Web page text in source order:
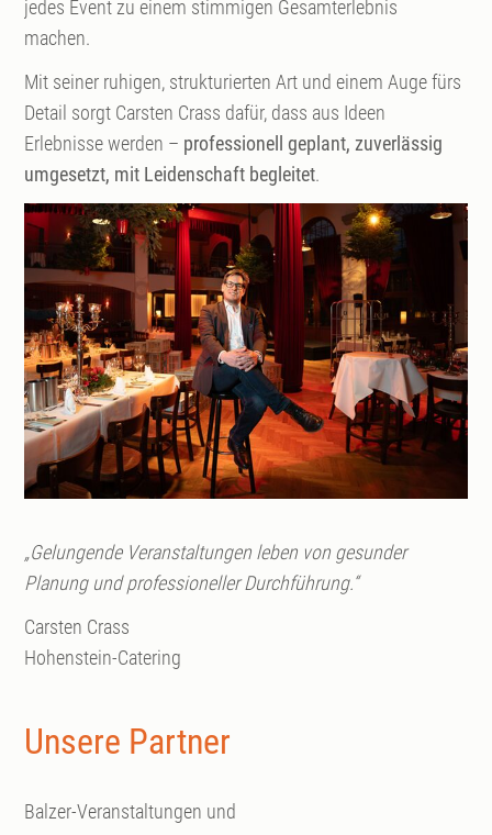
jedes Event zu einem stimmigen Gesamterlebnis
machen.
Mit seiner ruhigen, strukturierten Art und einem Auge fürs
Detail sorgt Carsten Crass dafür, dass aus Ideen
Erlebnisse werden – professionell geplant, zuverlässig
umgesetzt, mit Leidenschaft begleitet.
„Gelungende Veranstaltungen leben von gesunder
Planung und professioneller Durchführung.“
Carsten Crass
Hohenstein-Catering
Unsere Partner
Balzer-Veranstaltungen und